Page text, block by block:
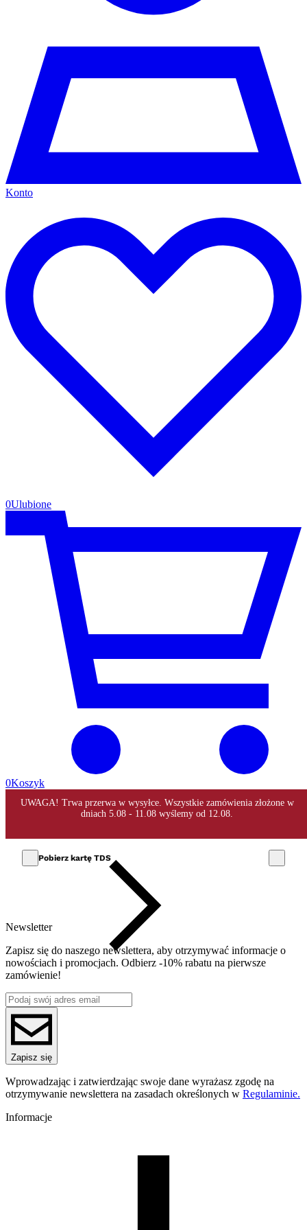
Konto
0Ulubione
0Koszyk
Pobierz kartę TDS
Newsletter
Zapisz się do naszego newslettera, aby otrzymywać informacje o
nowościach i promocjach. Odbierz -10% rabatu na pierwsze
zamówienie!
Zapisz się
Wprowadzając i zatwierdzając swoje dane wyrażasz zgodę na
otrzymywanie newslettera na zasadach określonych w Regulaminie.
Informacje